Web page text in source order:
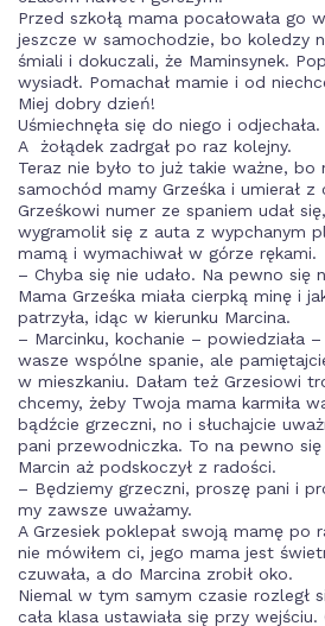
Przed szkołą mama pocałowała go
jeszcze w samochodzie, bo koledzy
śmiali i dokuczali, że Maminsynek.
wysiadł. Pomachał mamie i od
Miej dobry dzień!
Uśmiechnęła się do niego i odjechała.
A żołądek zadrgał po raz kolejny.
Teraz nie było to już takie ważne, bo
samochód mamy Grześka i umierał z
Grześkowi numer ze spaniem udał
wygramolił się z auta z wypchanym
mamą i wymachiwał w górze rękami.
– Chyba się nie udało. Na pewno się
Mama Grześka miała cierpką minę i
patrzyła, idąc w kierunku Marcina.
– Marcinku, kochanie – powiedziała
wasze wspólne spanie, ale
w mieszkaniu. Dałam też Grzesiowi
chcemy, żeby Twoja mama karmiła
bądźcie grzeczni, no i słuchajcie
pani przewodniczka. To na pewno
Marcin aż podskoczył z radości.
– Będziemy grzeczni, proszę pani i
my zawsze uważamy.
A Grzesiek poklepał swoją mamę po
nie mówiłem ci, jego mama jest
czuwała, a do Marcina zrobił oko.
Niemal w tym samym czasie rozległ
cała klasa ustawiała się przy wejściu.